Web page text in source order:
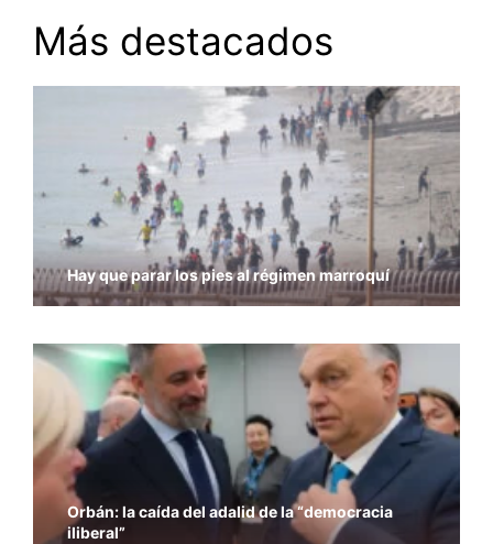
Más destacados
Hay que parar los pies al régimen marroquí
Orbán: la caída del adalid de la “democracia
iliberal”